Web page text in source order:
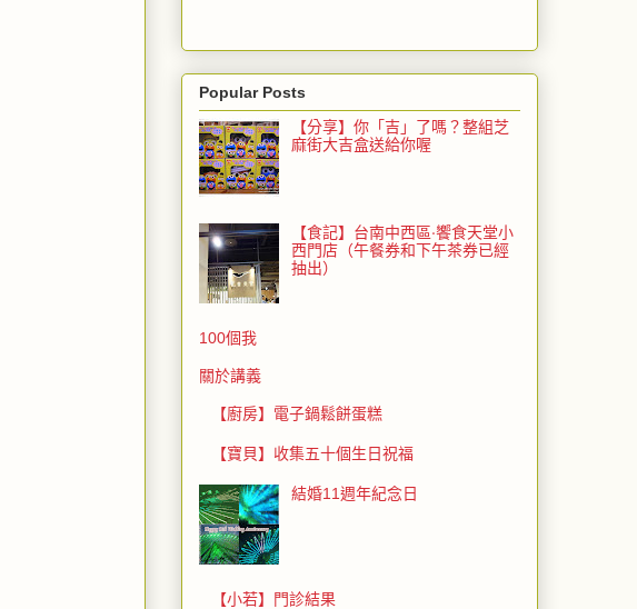
Popular Posts
【分享】你「吉」了嗎？整組芝
麻街大吉盒送給你喔
【食記】台南中西區‧饗食天堂小
西門店（午餐券和下午茶券已經
抽出）
100個我
關於講義
【廚房】電子鍋鬆餅蛋糕
【寶貝】收集五十個生日祝福
結婚11週年紀念日
【小若】門診結果